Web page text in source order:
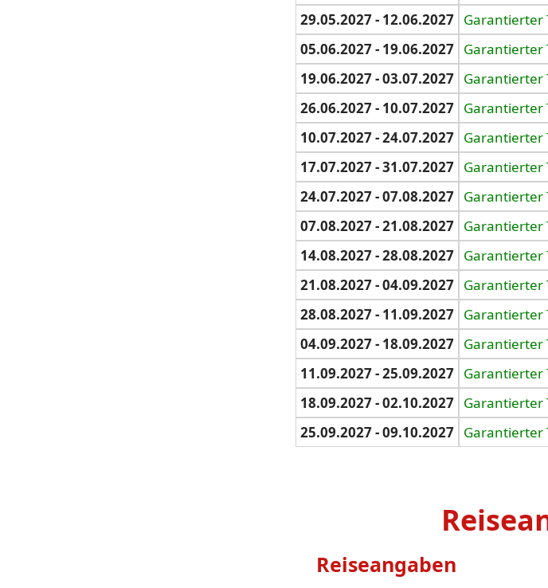
29.05.2027 - 12.06.2027 Garantierter
05.06.2027 - 19.06.2027 Garantierter
19.06.2027 - 03.07.2027 Garantierter
26.06.2027 - 10.07.2027 Garantierter
10.07.2027 - 24.07.2027 Garantierter
17.07.2027 - 31.07.2027 Garantierter
24.07.2027 - 07.08.2027 Garantierter
07.08.2027 - 21.08.2027 Garantierter
14.08.2027 - 28.08.2027 Garantierter
21.08.2027 - 04.09.2027 Garantierter
28.08.2027 - 11.09.2027 Garantierter
04.09.2027 - 18.09.2027 Garantierter
11.09.2027 - 25.09.2027 Garantierter
18.09.2027 - 02.10.2027 Garantierter
25.09.2027 - 09.10.2027 Garantierter
Reiseangaben